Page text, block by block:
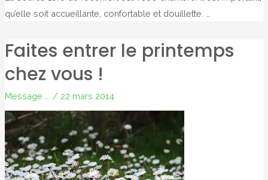
qu’elle soit accueillante, confortable et douillette. …
Faites entrer le printemps
chez vous !
Message ... / 22 mars 2014